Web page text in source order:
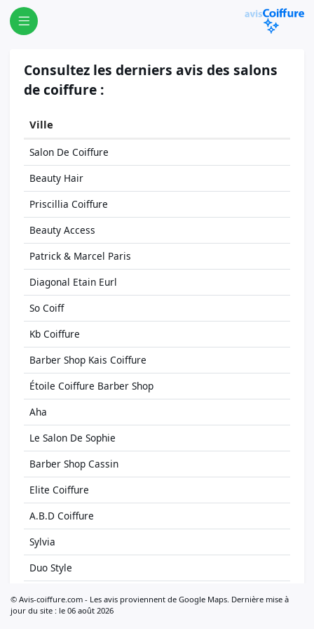
Consultez les derniers avis des salons
de coiffure :
Ville
Salon De Coiffure
Beauty Hair
Priscillia Coiffure
Beauty Access
Patrick & Marcel Paris
Diagonal Etain Eurl
So Coiff
Kb Coiffure
Barber Shop Kais Coiffure
Étoile Coiffure Barber Shop
Aha
Le Salon De Sophie
Barber Shop Cassin
Elite Coiffure
A.B.D Coiffure
Sylvia
Duo Style
Arcaro Olivier
© Avis-coiffure.com - Les avis proviennent de Google Maps. Dernière mise à
jour du site : le 06 août 2026